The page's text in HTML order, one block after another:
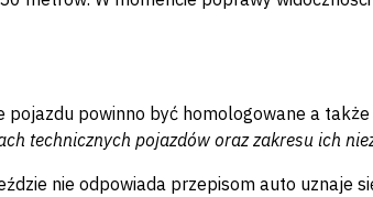
powinno być homologowane a
technicznych pojazdów oraz zakresu ich
nie odpowiada przepisom auto uznaje